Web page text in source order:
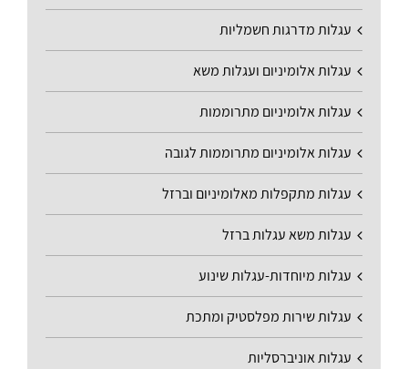
עגלות מדרגות חשמליות
עגלות אלומיניום ועגלות משא
עגלות אלומיניום מתרוממות
עגלות אלומיניום מתרוממות לגובה
עגלות מתקפלות מאלומיניום וברזל
עגלות משא עגלות ברזל
עגלות מיוחדות-עגלות שינוע
עגלות שירות מפלסטיק ומתכת
עגלות אוניברסליות